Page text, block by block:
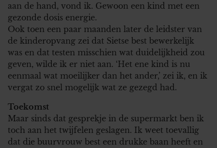
aan de hand, vond ik. Gewoon een kind met een
gezonde dosis energie.
Ook toen een paar maanden later de leidster van
de kinderopvang zei dat Sietse best bewerkelijk
was en dat testen misschien wat duidelijkheid zou
geven, wilde ik er niet aan. ‘Het ene kind is nu
eenmaal wat moeilijker dan het ander,’ zei ik, en ik
vergat zo snel mogelijk wat ze gezegd had.
Toekomst
Maar sinds dat gesprekje in de supermarkt ben ik
toch aan het twijfelen geslagen. Ik weet toevallig
dat die buurvrouw best een drukke baan heeft en